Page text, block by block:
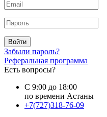
Войти
Забыли пароль?
Реферальная программа
Есть вопросы?
С 9:00 до 18:00
по времени Астаны
+7(727)318-76-09